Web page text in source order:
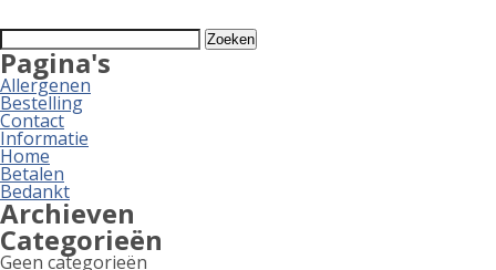
Zoeken
naar:
Pagina's
Allergenen
Bestelling
Contact
Informatie
Home
Betalen
Bedankt
Archieven
Categorieën
Geen categorieën